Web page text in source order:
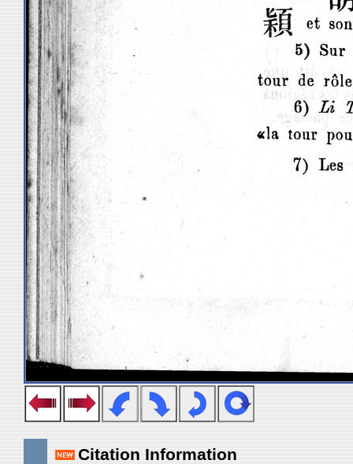
Citation Information